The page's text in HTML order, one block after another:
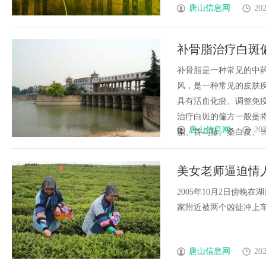
唐山信息网
补骨脂治疗白斑
补骨脂是一种常见的中
风，是一种常见的皮肤
具有活血化瘀、调整免
治疗白斑的偏方一般是
脂、首乌藤、桑白皮、
唐山信息网
美女老师逼迫情
来杀身之祸
2005年10月2日傍晚在
家附近被两个凶徒冲上
唐山信息网